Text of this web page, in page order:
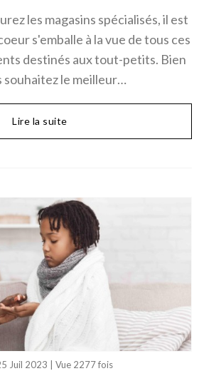
les magasins spécialisés, il est
s'emballe à la vue de tous ces
destinés aux tout-petits. Bien
souhaitez le meilleur…
Lire la suite
Juil 2023 | Vue 2277 fois